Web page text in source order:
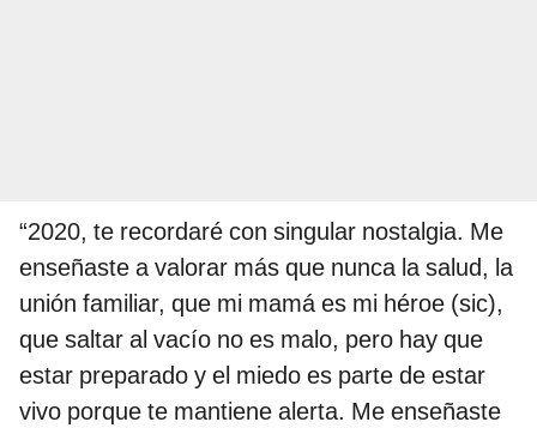
“2020, te recordaré con singular nostalgia. Me
enseñaste a valorar más que nunca la salud, la
unión familiar, que mi mamá es mi héroe (sic),
que saltar al vacío no es malo, pero hay que
estar preparado y el miedo es parte de estar
vivo porque te mantiene alerta. Me enseñaste